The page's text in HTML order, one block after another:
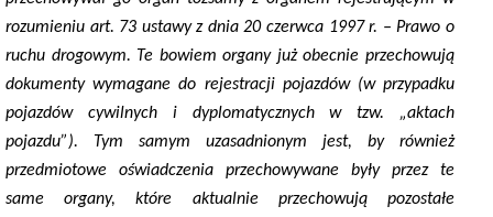
rozumieniu art. 73 ustawy z dnia 20 czerwca 1997 r. – Prawo o
ruchu drogowym. Te bowiem organy już obecnie przechowują
dokumenty wymagane do rejestracji pojazdów (w przypadku
pojazdów cywilnych i dyplomatycznych w tzw. „aktach
pojazdu”). Tym samym uzasadnionym jest, by również
przedmiotowe oświadczenia przechowywane były przez te
same organy, które aktualnie przechowują pozostałe